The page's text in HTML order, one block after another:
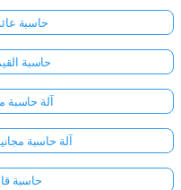
حاسبة
حاسبة
آلة حاسبة
آلة حاسبة
حاسبة